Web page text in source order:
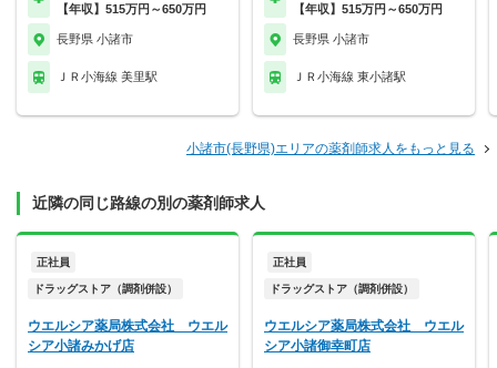
【年収】515万円～650万円
長野県 小諸市
ＪＲ小海線 美里駅
【年収】515万円～650万円
長野県 小諸市
ＪＲ小海線 東小諸駅
小諸市(長野県)エリアの薬剤師求人をもっと見る
近隣の同じ路線の別の薬剤師求人
正社員
ドラッグストア（調剤併設）
ウエルシア薬局株式会社 ウエル
シア小諸みかげ店
正社員
ドラッグストア（調剤併設）
ウエルシア薬局株式会社 ウエル
シア小諸御幸町店